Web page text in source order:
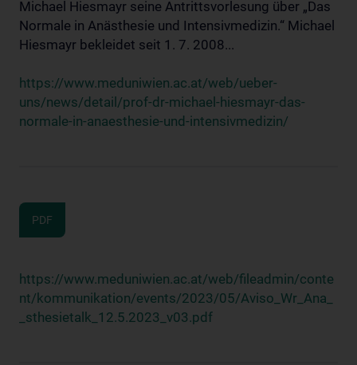
Michael Hiesmayr seine Antrittsvorlesung über „Das
Normale in Anästhesie und Intensivmedizin.“ Michael
Hiesmayr bekleidet seit 1. 7. 2008...
https://www.meduniwien.ac.at/web/ueber-
uns/news/detail/prof-dr-michael-hiesmayr-das-
normale-in-anaesthesie-und-intensivmedizin/
PDF
https://www.meduniwien.ac.at/web/fileadmin/conte
nt/kommunikation/events/2023/05/Aviso_Wr_Ana_
_sthesietalk_12.5.2023_v03.pdf